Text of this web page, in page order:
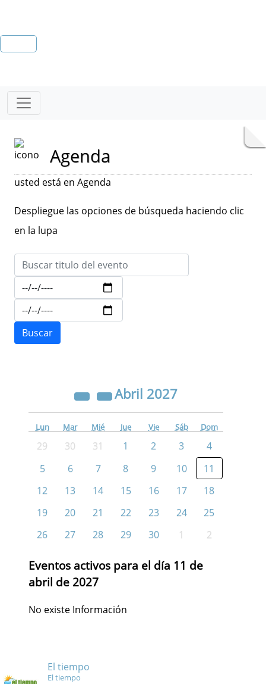
Agenda
usted está en Agenda
Despliegue las opciones de búsqueda haciendo clic
en la lupa
Abril 2027
Lun Mar Mié Jue Vie Sáb Dom
29 30 31 1 2 3
4
5
6 7 8 9 10
11
12
13 14 15 16 17
18
19
20 21 22 23 24
25
26
27 28 29 30 1 2
Eventos activos para el día 11 de
abril de 2027
No existe Información
El tiempo
El tiempo